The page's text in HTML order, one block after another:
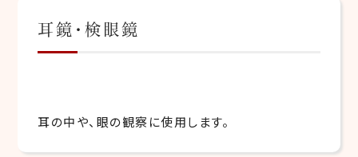
耳鏡・検眼鏡
耳の中や、眼の観察に使用します。